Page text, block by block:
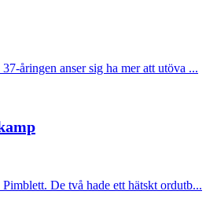
åringen anser sig ha mer att utöva ...
De två hade ett hätskt ordutb...